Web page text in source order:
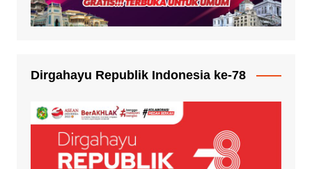
Dirgahayu Republik Indonesia ke-78